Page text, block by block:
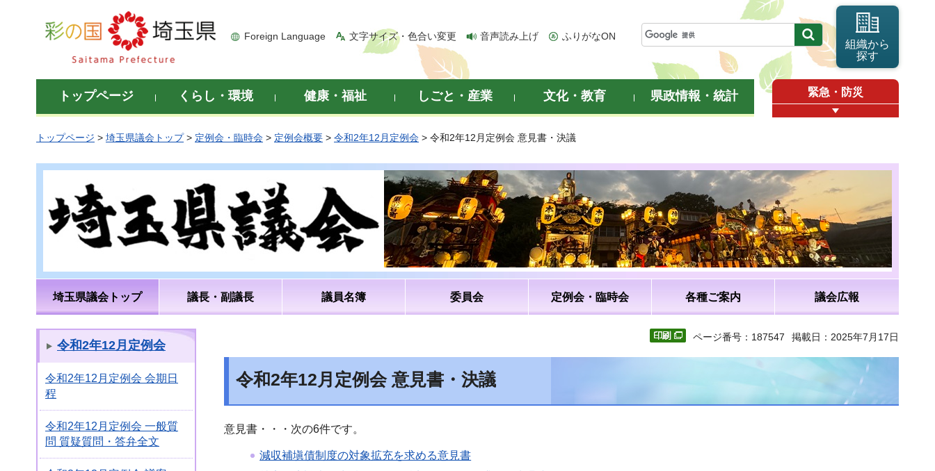
彩の国 埼玉県
Foreign Language 文字サイズ・色合い変更 音声読み上げ ふりがなON
組織から
探す
トップページ くらし・環境 健康・福祉 しごと・産業 文化・教育 県政情報・統計 緊急・防災
トップページ > 埼玉県議会トップ> 定例会・臨時会 > 定例会概要 > 令和2年12月定例会 > 令和2年12月定例会 意見書・決議
埼玉県議会トップ 議長・副議長 議員名簿 委員会 定例会・臨時会 各種ご案内 議会広報
令和2年12月定例会
令和2年12月定例会 会期日
程
令和2年12月定例会 一般質
問 質疑質問・答弁全文
ページ番号：187547 掲載日：2025年7月17日
令和2年12月定例会 意見書・決議
意見書・・・次の6件です。
減収補塡債制度の対象拡充を求める意見書